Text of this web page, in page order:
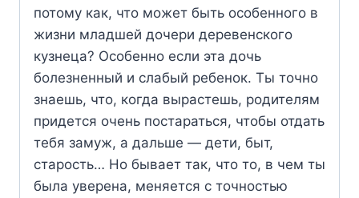
потому как, что может быть особенного в
жизни младшей дочери деревенского
кузнеца? Особенно если эта дочь
болезненный и слабый ребенок. Ты точно
знаешь, что, когда вырастешь, родителям
придется очень постараться, чтобы отдать
тебя замуж, а дальше — дети, быт,
старость… Но бывает так, что то, в чем ты
была уверена, меняется с точностью